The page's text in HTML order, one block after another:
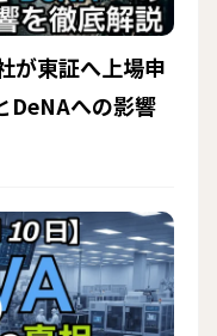
が東証へ上場申
DeNAへの影響